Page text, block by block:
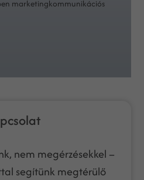
marketingkommunikációs
nem megérzésekkel –
segítünk megtérülő